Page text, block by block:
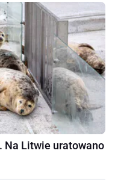
Na Litwie uratowano